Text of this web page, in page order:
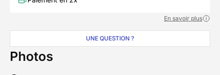
En savoir plus
UNE QUESTION ?
Photos